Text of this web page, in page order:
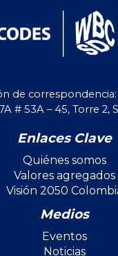
de correspondencia:
# 53A – 45, Torre 2,
Enlaces Clave
Quiénes somos
Valores agregados
Visión 2050
Medios
Eventos
Noticias